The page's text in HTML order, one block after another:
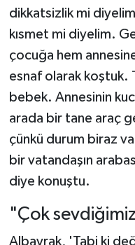
dikkatsizlik mi
kısmet mi diyelim.
çocuğa hem
esnaf olarak koştuk.
bebek. Annesinin
arada bir tane araç
çünkü durum biraz
bir vatandaşın
diye konuştu.
"Çok
Albayrak, 'Tabi ki